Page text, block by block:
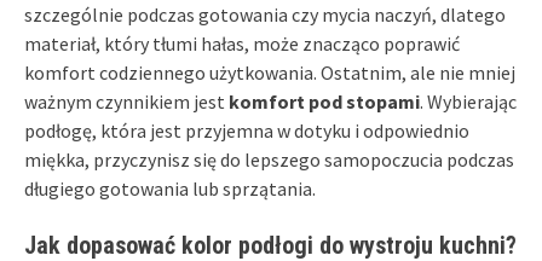
szczególnie podczas gotowania czy mycia naczyń, dlatego
materiał, który tłumi hałas, może znacząco poprawić
komfort codziennego użytkowania. Ostatnim, ale nie mniej
ważnym czynnikiem jest komfort pod stopami. Wybierając
podłogę, która jest przyjemna w dotyku i odpowiednio
miękka, przyczynisz się do lepszego samopoczucia podczas
długiego gotowania lub sprzątania.
Jak dopasować kolor podłogi do wystroju kuchni?